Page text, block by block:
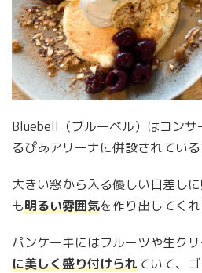
Bluebell（ブルーベル）はコン
るぴあアリーナに併設されている
大きい窓から入る優しい日差し
も明るい雰囲気を作り出してくれ
パンケーキにはフルーツや生ク
に美しく盛り付けられていて、